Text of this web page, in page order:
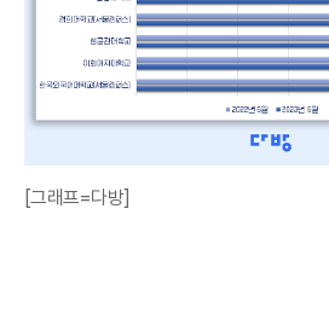
[그래프=다방]